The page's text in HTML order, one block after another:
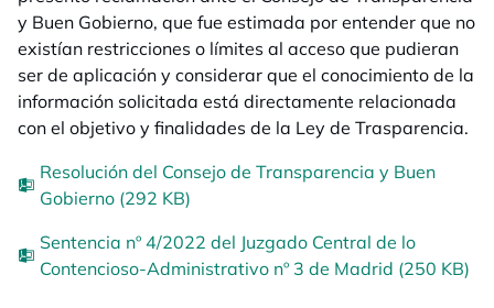
y Buen Gobierno, que fue estimada por entender que no
existían restricciones o límites al acceso que pudieran
ser de aplicación y considerar que el conocimiento de la
información solicitada está directamente relacionada
con el objetivo y finalidades de la Ley de Trasparencia.
Resolución del Consejo de Transparencia y Buen
Gobierno (292 KB)
Sentencia nº 4/2022 del Juzgado Central de lo
Contencioso-Administrativo nº 3 de Madrid (250 KB)